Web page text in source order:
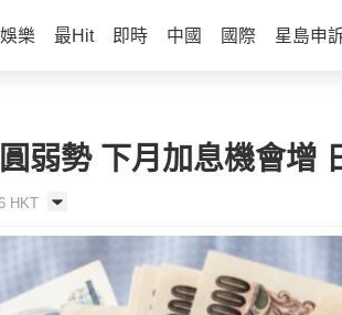
娛樂 最Hit 即時 中國 國際 星島申
弱勢 下月加息機會增
HKT